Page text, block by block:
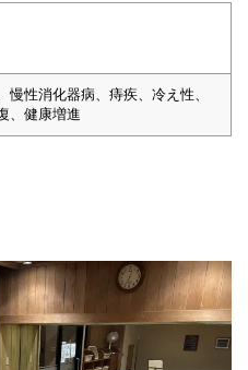
性消化器病、痔疾、冷え性、
、健康増進